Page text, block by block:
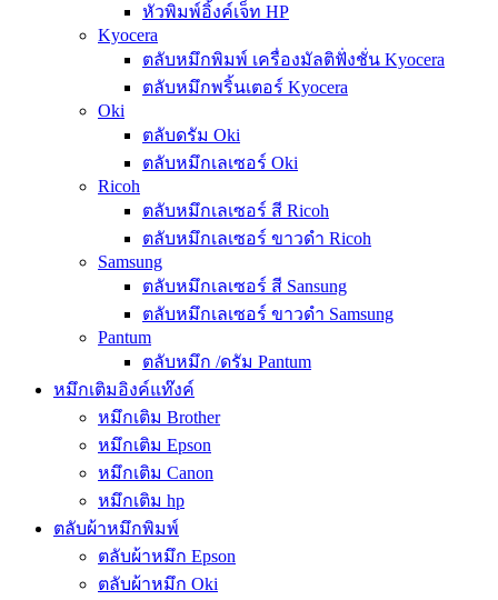
หัวพิมพ์อิ้งค์เจ็ท HP
Kyocera
ตลับหมึกพิมพ์ เครื่องมัลติฟั่งชั่น Kyocera
ตลับหมึกพริ้นเตอร์ Kyocera
Oki
ตลับดรัม Oki
ตลับหมึกเลเซอร์ Oki
Ricoh
ตลับหมึกเลเซอร์ สี Ricoh
ตลับหมึกเลเซอร์ ขาวดำ Ricoh
Samsung
ตลับหมึกเลเซอร์ สี Sansung
ตลับหมึกเลเซอร์ ขาวดำ Samsung
Pantum
ตลับหมึก /ดรัม Pantum
หมึกเติมอิงค์แท๊งค์
หมึกเติม Brother
หมึกเติม Epson
หมึกเติม Canon
หมึกเติม hp
ตลับผ้าหมึกพิมพ์
ตลับผ้าหมึก Epson
ตลับผ้าหมึก Oki